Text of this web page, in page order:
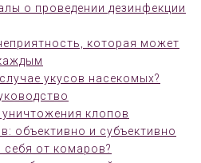
о проведении дезинфекции
которая может
укусов насекомых?
уничтожения клопов
объективно и субъективно
себя от комаров?